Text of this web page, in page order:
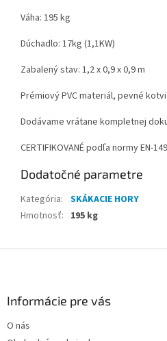
Váha: 195 kg
Dúchadlo: 17kg (1,1KW)
Zabalený stav: 1,2 x 0,9 x 0,9 m
Prémiový PVC materiál, pevné
Dodávame vrátane kompletnej
CERTIFIKOVANÉ podľa normy EN-
Dodatočné parametre
Kategória: SKÁKACIE HORY
Hmotnosť: 195 kg
Informácie pre vás
O nás